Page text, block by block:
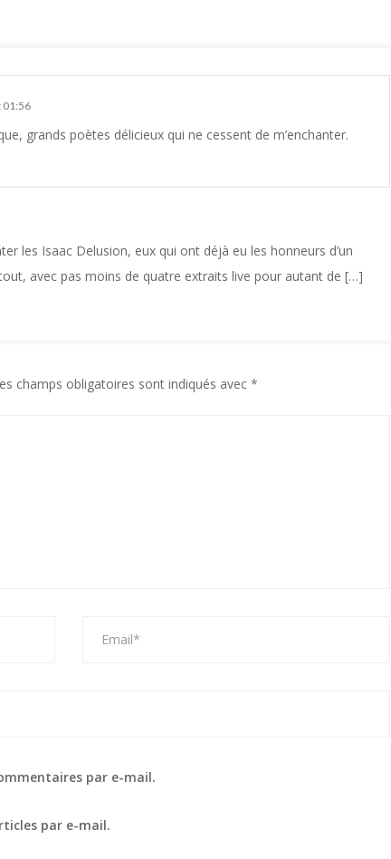
01:56
grands poètes délicieux qui ne cessent de m’enchanter.
les Isaac Delusion, eux qui ont déjà eu les honneurs d’un
avec pas moins de quatre extraits live pour autant de […]
champs obligatoires sont indiqués avec *
par e-mail.
par e-mail.